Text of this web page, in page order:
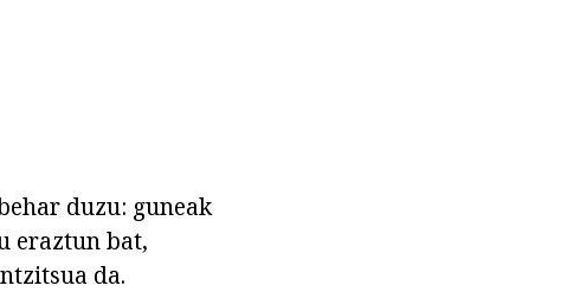
duzu: guneak
eraztun bat,
da.